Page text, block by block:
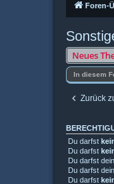
Foren-
Neues
In diesem
Zurück
Du darfst
Du darfst
Du darfst
Du darfst
Du darfst